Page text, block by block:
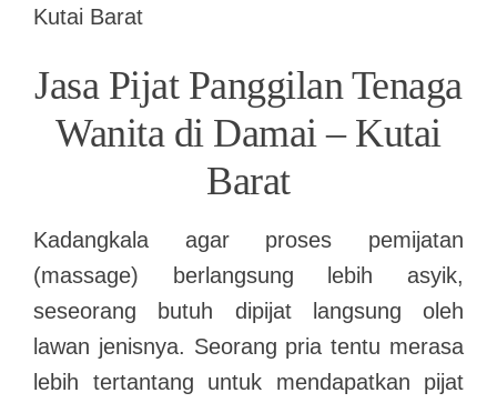
Jasa Pijat Panggilan Tenaga
Wanita di Damai – Kutai
Barat
Kadangkala agar proses pemijatan
(massage) berlangsung lebih asyik,
seseorang butuh dipijat langsung oleh
lawan jenisnya. Seorang pria tentu merasa
lebih tertantang untuk mendapatkan pijat